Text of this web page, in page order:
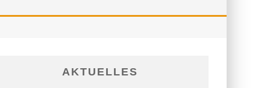
AKTUELLES